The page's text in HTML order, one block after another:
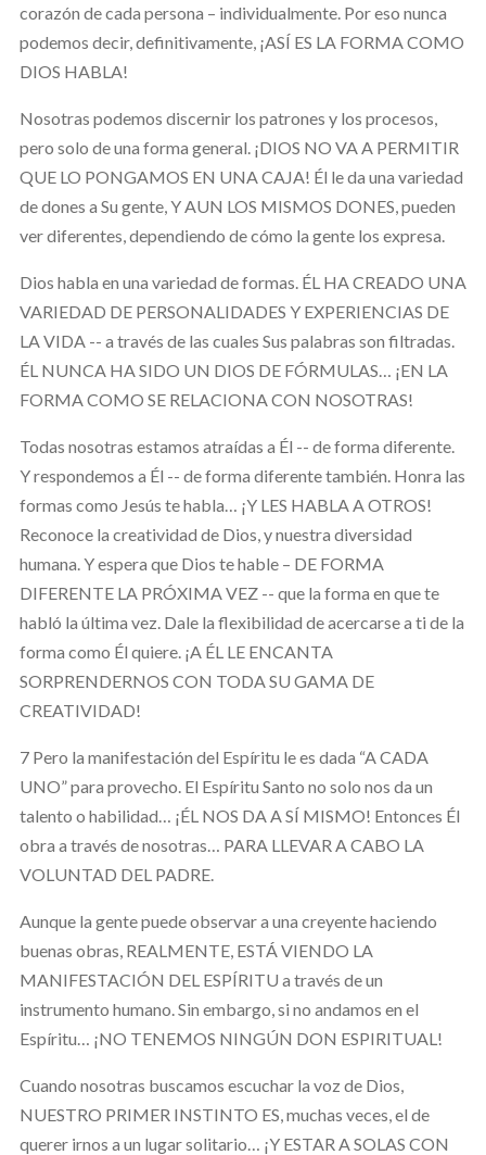
corazón de cada persona – individualmente. Por eso nunca
podemos decir, definitivamente, ¡ASÍ ES LA FORMA COMO
DIOS HABLA!
Nosotras podemos discernir los patrones y los procesos,
pero solo de una forma general. ¡DIOS NO VA A PERMITIR
QUE LO PONGAMOS EN UNA CAJA! Él le da una variedad
de dones a Su gente, Y AUN LOS MISMOS DONES, pueden
ver diferentes, dependiendo de cómo la gente los expresa.
Dios habla en una variedad de formas. ÉL HA CREADO UNA
VARIEDAD DE PERSONALIDADES Y EXPERIENCIAS DE
LA VIDA -- a través de las cuales Sus palabras son filtradas.
ÉL NUNCA HA SIDO UN DIOS DE FÓRMULAS… ¡EN LA
FORMA COMO SE RELACIONA CON NOSOTRAS!
Todas nosotras estamos atraídas a Él -- de forma diferente.
Y respondemos a Él -- de forma diferente también. Honra las
formas como Jesús te habla… ¡Y LES HABLA A OTROS!
Reconoce la creatividad de Dios, y nuestra diversidad
humana. Y espera que Dios te hable – DE FORMA
DIFERENTE LA PRÓXIMA VEZ -- que la forma en que te
habló la última vez. Dale la flexibilidad de acercarse a ti de la
forma como Él quiere. ¡A ÉL LE ENCANTA
SORPRENDERNOS CON TODA SU GAMA DE
CREATIVIDAD!
7 Pero la manifestación del Espíritu le es dada “A CADA
UNO” para provecho. El Espíritu Santo no solo nos da un
talento o habilidad… ¡ÉL NOS DA A SÍ MISMO! Entonces Él
obra a través de nosotras… PARA LLEVAR A CABO LA
VOLUNTAD DEL PADRE.
Aunque la gente puede observar a una creyente haciendo
buenas obras, REALMENTE, ESTÁ VIENDO LA
MANIFESTACIÓN DEL ESPÍRITU a través de un
instrumento humano. Sin embargo, si no andamos en el
Espíritu… ¡NO TENEMOS NINGÚN DON ESPIRITUAL!
Cuando nosotras buscamos escuchar la voz de Dios,
NUESTRO PRIMER INSTINTO ES, muchas veces, el de
querer irnos a un lugar solitario… ¡Y ESTAR A SOLAS CON